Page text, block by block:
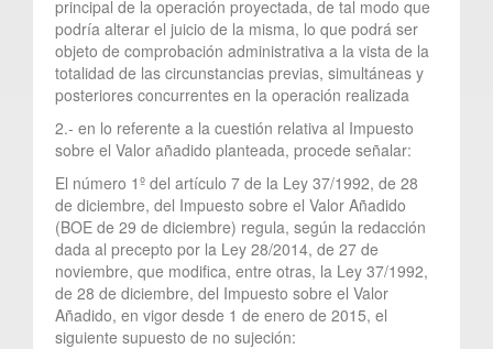
principal de la operación proyectada, de tal modo que
podría alterar el juicio de la misma, lo que podrá ser
objeto de comprobación administrativa a la vista de la
totalidad de las circunstancias previas, simultáneas y
posteriores concurrentes en la operación realizada
2.- en lo referente a la cuestión relativa al Impuesto
sobre el Valor añadido planteada, procede señalar:
El número 1º del artículo 7 de la Ley 37/1992, de 28
de diciembre, del Impuesto sobre el Valor Añadido
(BOE de 29 de diciembre) regula, según la redacción
dada al precepto por la Ley 28/2014, de 27 de
noviembre, que modifica, entre otras, la Ley 37/1992,
de 28 de diciembre, del Impuesto sobre el Valor
Añadido, en vigor desde 1 de enero de 2015, el
siguiente supuesto de no sujeción: